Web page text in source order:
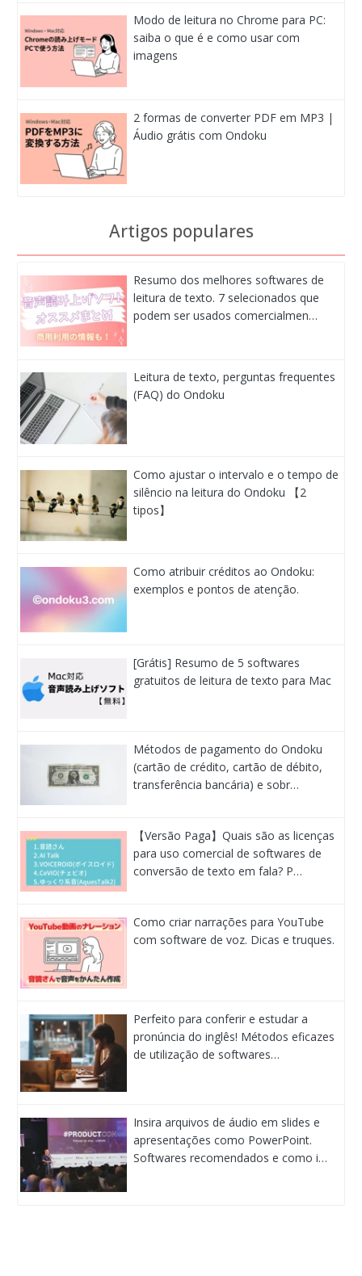
Modo de leitura no Chrome para PC:
saiba o que é e como usar com
imagens
2 formas de converter PDF em MP3 |
Áudio grátis com Ondoku
Artigos populares
Resumo dos melhores softwares de
leitura de texto. 7 selecionados que
podem ser usados comercialmen…
Leitura de texto, perguntas frequentes
(FAQ) do Ondoku
Como ajustar o intervalo e o tempo de
silêncio na leitura do Ondoku 【2
tipos】
Como atribuir créditos ao Ondoku:
exemplos e pontos de atenção.
[Grátis] Resumo de 5 softwares
gratuitos de leitura de texto para Mac
Métodos de pagamento do Ondoku
(cartão de crédito, cartão de débito,
transferência bancária) e sobr…
【Versão Paga】Quais são as licenças
para uso comercial de softwares de
conversão de texto em fala? P…
Como criar narrações para YouTube
com software de voz. Dicas e truques.
Perfeito para conferir e estudar a
pronúncia do inglês! Métodos eficazes
de utilização de softwares…
Insira arquivos de áudio em slides e
apresentações como PowerPoint.
Softwares recomendados e como i…